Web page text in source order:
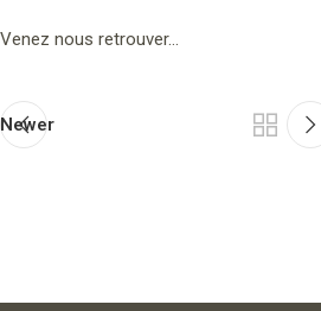
Venez nous retrouver…
Newer